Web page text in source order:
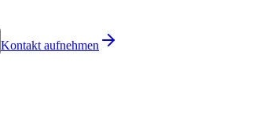
Kontakt aufnehmen